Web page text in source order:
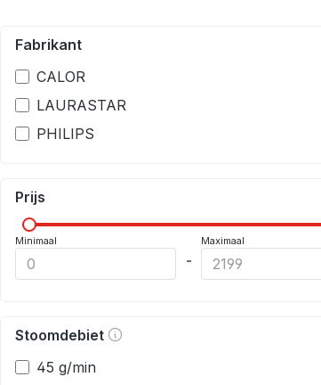
Fabrikant
CALOR
LAURASTAR
PHILIPS
Prijs
Minimaal
-
Maximaal
Stoomdebiet
45 g/min